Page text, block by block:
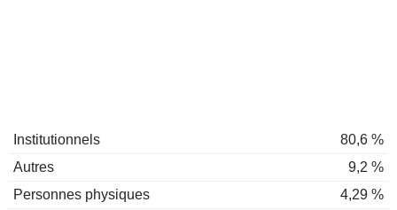
Institutionnels
80,6 %
Autres
9,2 %
Personnes physiques
4,29 %